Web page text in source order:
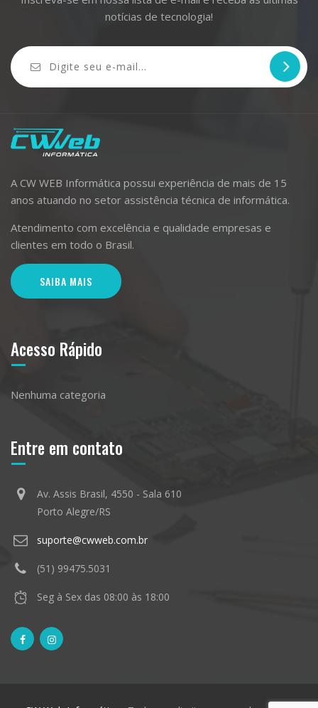
notícias de tecnologia!
A CW WEB Informática possui experiência de mais de 15
anos atuando no setor assistência técnica de informática.
Atendimento com excelência e qualidade empresas e
clientes em todo o Brasil.
SAIBA MAIS
Acesso Rápido
Nenhuma categoria
Entre em contato
Av. Assis Brasil, 4550 - Sala 610
Porto Alegre/RS
suporte@cwweb.com.br
(51) 99475.5031
Seg à Sex das 08:00 às 18:00